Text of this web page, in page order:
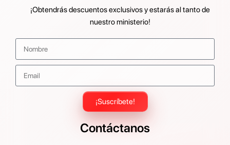
¡Obtendrás descuentos exclusivos y estarás al tanto de
nuestro ministerio!
¡Suscríbete!
Contáctanos